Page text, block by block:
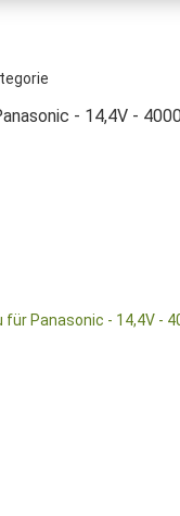
- 14,4V -